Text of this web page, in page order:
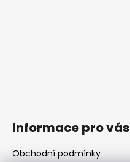
Informace pro vás
Obchodní podmínky